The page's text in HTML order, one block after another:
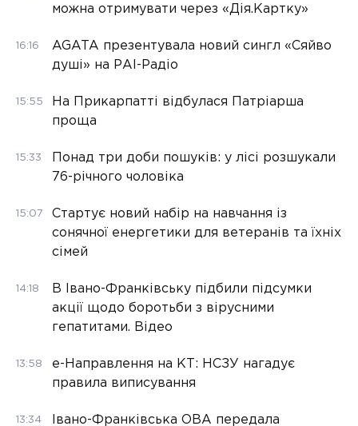
можна отримувати через «Дія.Картку»
16:16
AGATA презентувала новий сингл «Сяйво
душі» на РАІ-Радіо
15:55
На Прикарпатті відбулася Патріарша
проща
15:33
Понад три доби пошуків: у лісі розшукали
76-річного чоловіка
15:07
Стартує новий набір на навчання із
сонячної енергетики для ветеранів та їхніх
сімей
14:18
В Івано-Франківську підбили підсумки
акції щодо боротьби з вірусними
гепатитами. Відео
13:58
е-Направлення на КТ: НСЗУ нагадує
правила виписування
13:34 Івано-Франківська ОВА передала